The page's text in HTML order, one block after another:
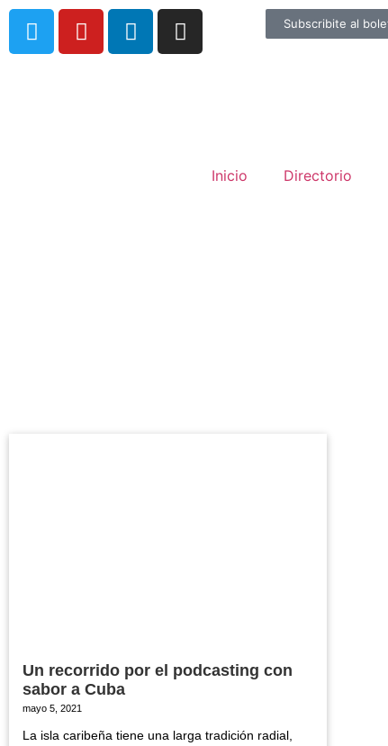
Subscribite al
Inicio Directorio
Un recorrido por el podcasting con
sabor a Cuba
mayo 5, 2021
La isla caribeña tiene una larga tradición radial,